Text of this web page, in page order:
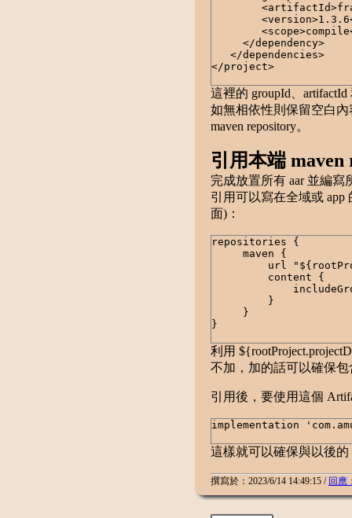
<version>1.3.6</
<scope>compile</
</dependency>
</dependencies>
</project>
這裡的 groupId、
如無相依性則保留空白內
maven repository。
引用本端 maven
完成放置所有 aar 並編寫
引用可以寫在全域或 app
面)：
repositories {
maven {
url
content {
includeGroup
}
}
}
利用
不加，加的話可以確保包
引用後，要使用這個
implementation
這樣就可以確保與以後的
撰寫於：2023/6/14 14:49:15 / 回應